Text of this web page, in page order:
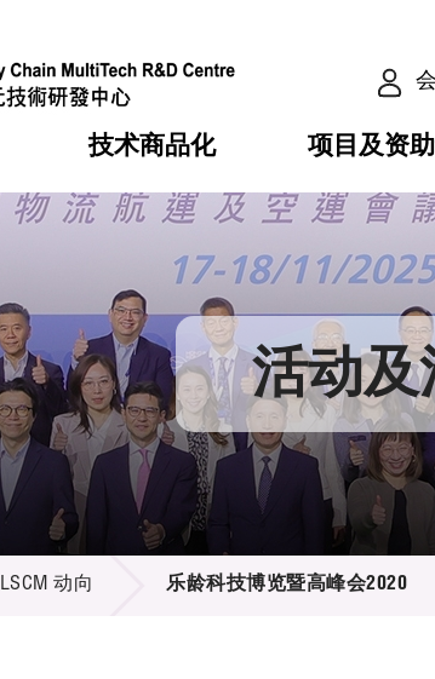
机构简介
组织架构
组织架构
董事局
研究顾问
招标通告
技术商品化
服务
可获授权之技术
应用于公共服务之创新技术
重点项目
项目及资
合作计划
资助计划
资助计划
税务优惠
申请
评审
征求研发项目计划书
项目资料库
活动
奖项
新闻中心
媒体报导
新闻稿
资讯中心
多媒体
出版刊物
会籍及服务
会员列表
会员登入 活动及
LSCM 动向 乐龄科技博览暨高峰会2020